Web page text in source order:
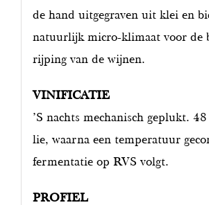
de hand uitgegraven uit klei en
natuurlijk micro-klimaat voor de
rijping van de wijnen.
VINIFICATIE
’S nachts mechanisch geplukt.
lie, waarna een temperatuur
fermentatie op RVS volgt.
PROFIEL